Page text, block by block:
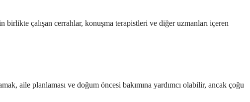
birlikte çalışan cerrahlar, konuşma terapistleri ve diğer uzmanları içeren
aile planlaması ve doğum öncesi bakımına yardımcı olabilir, ancak çoğu